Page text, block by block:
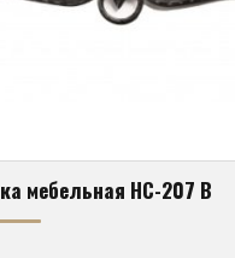
мебельная HC-207 B